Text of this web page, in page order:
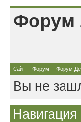
Форум
Сайт Форум Форум
Вы не
Навигация